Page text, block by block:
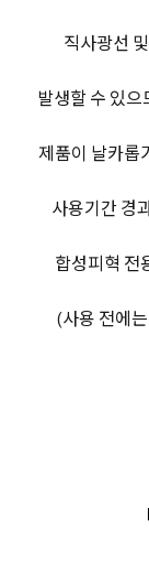
직사광선
발생할 수 있으
제품이 날카롭
사용기간 경
합성피혁 전
(사용 전에